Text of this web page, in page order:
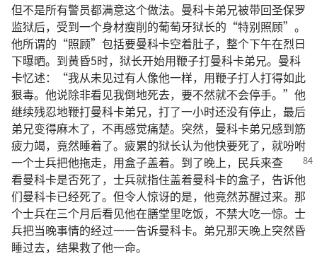
但不是所有警员都满意这个做法。曼科卡弟兄被带回圣保罗
监狱后，受到一个身材瘦削的葡萄牙狱长的“特别照顾”。
他所谓的“照顾”包括要曼科卡空着肚子，整个下午在烈日
下曝晒。到黄昏5时，狱长开始用鞭子打曼科卡弟兄。曼科
卡忆述：“我从未见过有人像他一样，用鞭子打人打得如此
狠毒。他说除非看见我倒地死去，要不然就不会停手。”他
继续残忍地鞭打曼科卡弟兄，打了一小时还没有停止，最后
弟兄变得麻木了，不再感觉痛楚。突然，曼科卡弟兄感到筋
疲力竭，竟然睡着了。疲累的狱长认为他快要死了，就吩咐
一个士兵把他拖走，用盒子盖着。到了晚上，民兵来查
看曼科卡是否死了，士兵就指住盖着曼科卡的盒子，告诉他
们曼科卡已经死了。但令人惊讶的是，他竟然苏醒过来。那
个士兵在三个月后看见他在膳堂里吃饭，不禁大吃一惊。士
兵把当晚事情的经过一一告诉曼科卡。弟兄那天晚上突然昏
睡过去，结果救了他一命。